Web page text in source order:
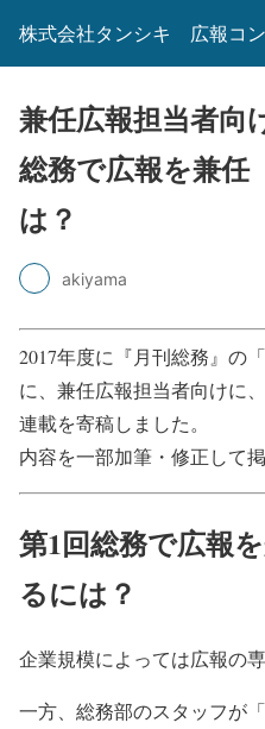
株式会社タンシキ 広報コ
兼任広報担当者
総務で広報を兼
は？
akiyama
2017年度に『月刊総務』の
に、兼任広報担当者向けに
連載を寄稿しました。
内容を一部加筆・修正して掲
第1回総務で広報
るには？
企業規模によっては広報の
一方、総務部のスタッフが